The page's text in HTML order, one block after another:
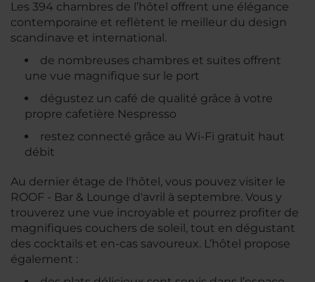
Les 394 chambres de l’hôtel offrent une élégance
contemporaine et reflètent le meilleur du design
scandinave et international.
de nombreuses chambres et suites offrent
une vue magnifique sur le port
dégustez un café de qualité grâce à votre
propre cafetière Nespresso
restez connecté grâce au Wi-Fi gratuit haut
débit
Au dernier étage de l'hôtel, vous pouvez visiter le
ROOF - Bar & Lounge d'avril à septembre. Vous y
trouverez une vue incroyable et pourrez profiter de
magnifiques couchers de soleil, tout en dégustant
des cocktails et en-cas savoureux. L’hôtel propose
également :